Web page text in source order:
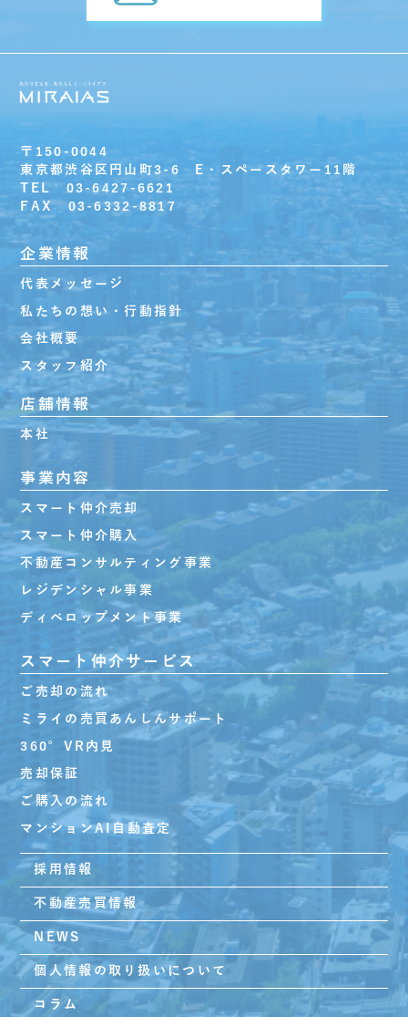
〒150-0044
東京都渋谷区円山町3-6 E・スペースタワー11階
TEL 03-6427-6621
FAX 03-6332-8817
企業情報
代表メッセージ
私たちの想い・行動指針
会社概要
スタッフ紹介
店舗情報
本社
事業内容
スマート仲介売却
スマート仲介購入
不動産コンサルティング事業
レジデンシャル事業
ディベロップメント事業
スマート仲介サービス
ご売却の流れ
ミライの売買あんしんサポート
360°VR内見
売却保証
ご購入の流れ
マンションAI自動査定
採用情報
不動産売買情報
NEWS
個人情報の取り扱いについて
コラム